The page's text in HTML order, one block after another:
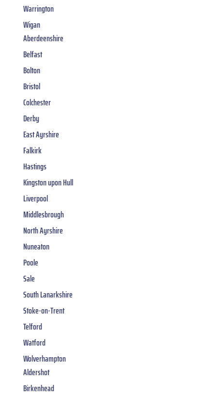
Warrington
Wigan
Aberdeenshire
Belfast
Bolton
Bristol
Colchester
Derby
East Ayrshire
Falkirk
Hastings
Kingston upon Hull
Liverpool
Middlesbrough
North Ayrshire
Nuneaton
Poole
Sale
South Lanarkshire
Stoke-on-Trent
Telford
Watford
Wolverhampton
Aldershot
Birkenhead